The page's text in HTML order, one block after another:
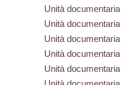
Unità documentaria
Unità documentaria
Unità documentaria
Unità documentaria
Unità documentaria